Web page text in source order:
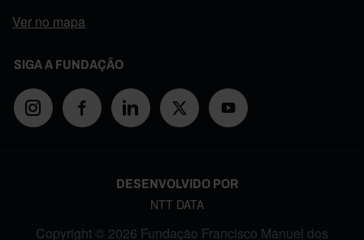
Ver no mapa
SIGA A FUNDAÇÃO
DESENVOLVIDO POR
NTT DATA
Copyright © 2026 Fundação Francisco Manuel dos